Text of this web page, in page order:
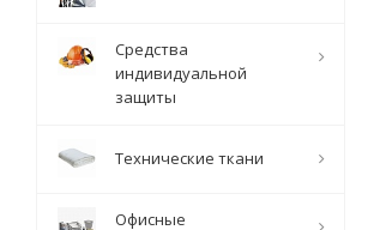
Средства
индивидуальной
защиты
Технические ткани
Офисные